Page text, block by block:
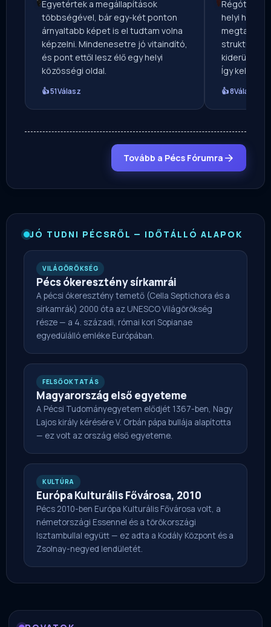
Egyetértek a megállapítások
többségével, bár egy-két ponton
árnyaltabb képet is el tudtam volna
képzelni. Mindenesetre jó vitaindító,
és pont ettől lesz élő egy helyi
közösségi oldal.
👍 51Válasz
Régóta
helyi
kiderül,
Így kellene
👍 8Válasz
Tovább a Pécs Fórumra
JÓ TUDNI PÉCSRŐL — IDŐTÁLLÓ ALAPOK
VILÁGÖRÖKSÉG
Pécs ókeresztény sírkamrái
A pécsi ókeresztény temető (Cella Septichora és a
sírkamrák) 2000 óta az UNESCO Világörökség
része — a 4. századi, római kori Sopianae
egyedülálló emléke Európában.
FELSŐOKTATÁS
Magyarország első egyeteme
A Pécsi Tudományegyetem elődjét 1367-ben, Nagy
Lajos király kérésére V. Orbán pápa bullája alapította
— ez volt az ország első egyeteme.
KULTÚRA
Európa Kulturális Fővárosa, 2010
Pécs 2010-ben Európa Kulturális Fővárosa volt, a
németországi Essennel és a törökországi
Isztambullal együtt — ez adta a Kodály Központ és a
Zsolnay-negyed lendületét.